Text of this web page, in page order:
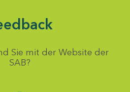
Sie mit der Website der
SAB?